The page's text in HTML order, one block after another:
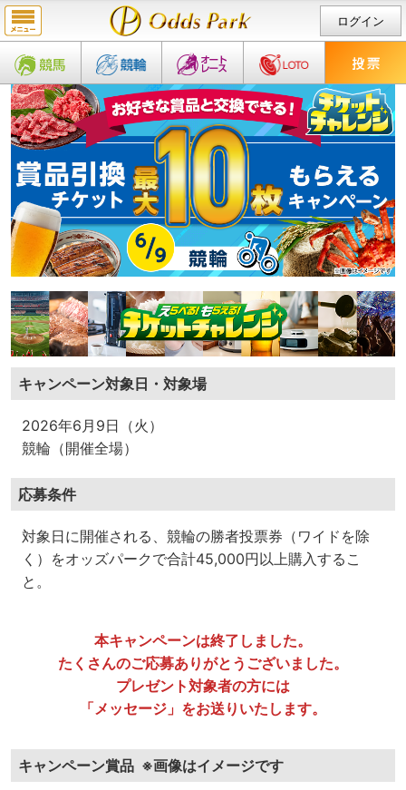
ログイン
キャンペーン対象日・対象場
2026年6月9日（火）
競輪（開催全場）
応募条件
対象日に開催される、競輪の勝者投票券（ワイドを除
く）をオッズパークで合計45,000円以上購入するこ
と。
本キャンペーンは終了しました。
たくさんのご応募ありがとうございました。
プレゼント対象者の方には
「メッセージ」をお送りいたします。
キャンペーン賞品 ※画像はイメージです